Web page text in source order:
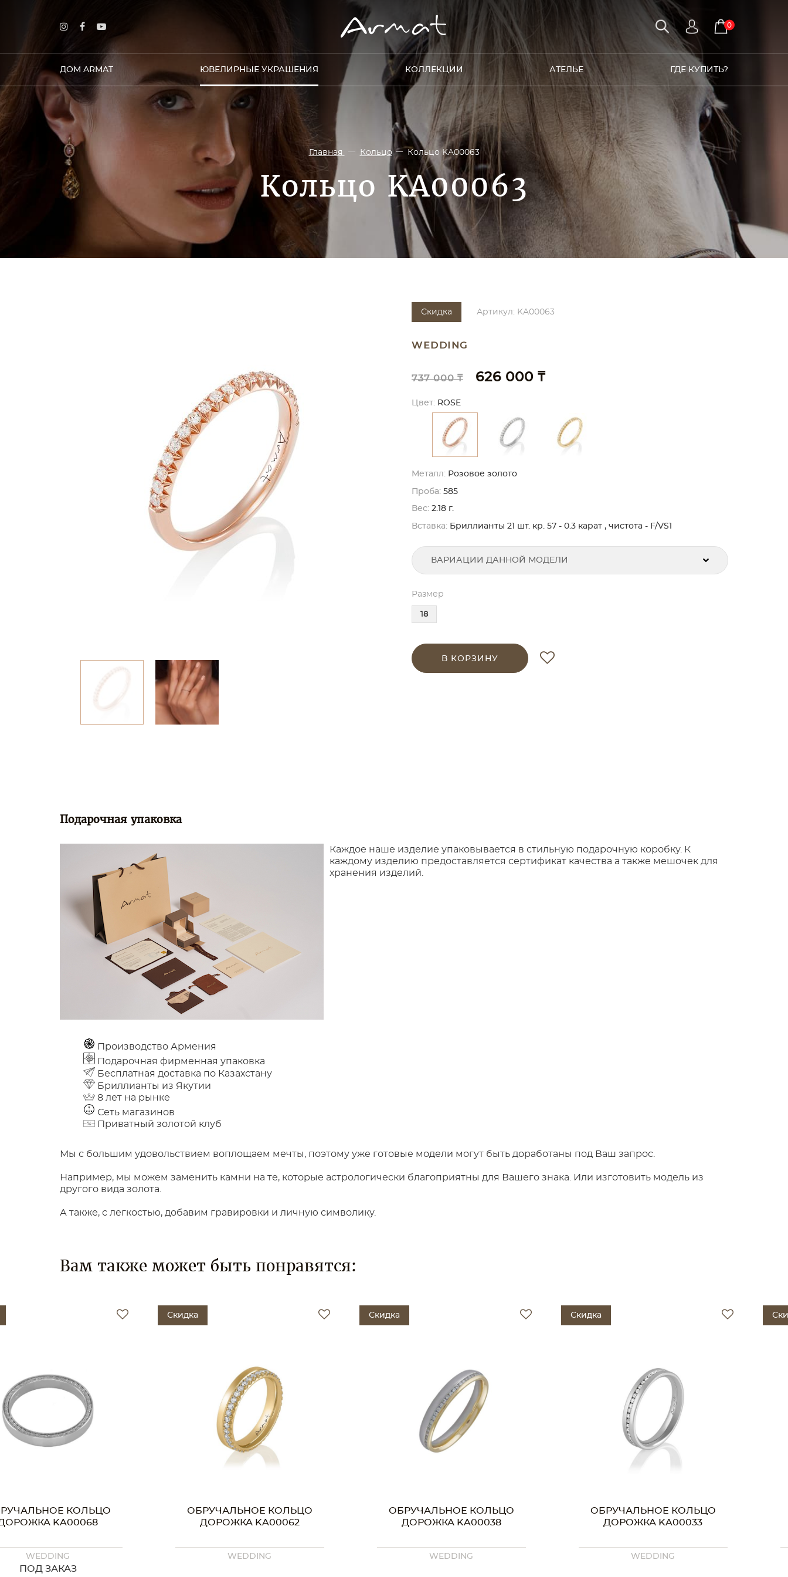
0
ДОМ ARMAT ЮВЕЛИРНЫЕ УКРАШЕНИЯ КОЛЛЕКЦИИ АТЕЛЬЕ ГДЕ КУПИТЬ?
Главная Кольцо Кольцо KA00063
Кольцо KA00063
Скидка Артикул: KA00063
WEDDING
737 000 ₸ 626 000 ₸
Цвет: ROSE
Металл: Розовое золото
Проба: 585
Вес: 2.18 г.
Вставка: Бриллианты 21 шт. кр. 57 - 0.3 карат , чистота - F/VS1
ВАРИАЦИИ ДАННОЙ МОДЕЛИ
Размер
18
В КОРЗИНУ
Подарочная упаковка
Каждое наше изделие упаковывается в стильную подарочную коробку. К
каждому изделию предоставляется сертификат качества а также мешочек для
хранения изделий.
Производство Армения
Подарочная фирменная упаковка
Бесплатная доставка по Казахстану
Бриллианты из Якутии
8 лет на рынке
Сеть магазинов
Приватный золотой клуб
Мы с большим удовольствием воплощаем мечты, поэтому уже готовые модели могут быть доработаны под Ваш запрос.
Например, мы можем заменить камни на те, которые астрологически благоприятны для Вашего знака. Или изготовить модель из
другого вида золота.
А также, с легкостью, добавим гравировки и личную символику.
Вам также может быть понравятся:
КОЛЬЦО
KA00062
WEDDING
Скидка
ОБРУЧАЛЬНОЕ КОЛЬЦО
ДОРОЖКА KA00038
WEDDING
Скидка
ОБРУЧАЛЬНОЕ КОЛЬЦО
ДОРОЖКА KA00033
WEDDING
Скидка
ОБРУЧАЛЬНОЕ КОЛЬЦО
KA21149
WEDDING